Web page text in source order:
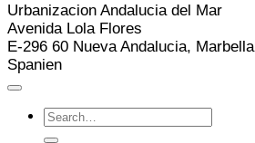
Urbanizacion Andalucia del Mar
Avenida Lola Flores
E-296 60 Nueva Andalucia, Marbella
Spanien